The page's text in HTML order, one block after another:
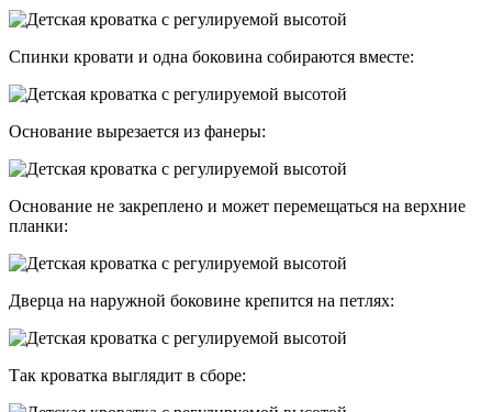
Спинки кровати и одна боковина собираются вместе:
Основание вырезается из фанеры:
Основание не закреплено и может перемещаться на верхние
планки:
Дверца на наружной боковине крепится на петлях:
Так кроватка выглядит в сборе: